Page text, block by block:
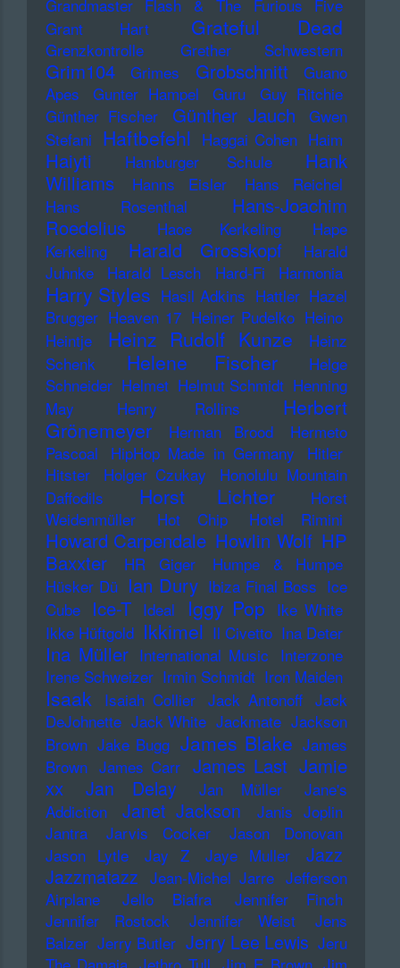
Grandmaster Flash & The Furious Five
Grant Hart
Grateful Dead
Grenzkontrolle Grether Schwestern
Grim104 Grimes Grobschnitt
Guano
Apes
Gunter Hampel Guru
Guy Ritchie
Günther Fischer
Günther Jauch
Gwen
Stefani Haftbefehl Haggai Cohen Haim
Haiyti Hamburger Schule
Hank
Williams
Hanns Eisler
Hans Reichel
Hans Rosenthal
Hans-Joachim
Roedelius
Haoe Kerkeling
Hape
Kerkeling
Harald Grosskopf
Harald
Juhnke
Harald Lesch Hard-Fi Harmonia
Harry Styles Hasil Adkins Hattler Hazel
Brugger Heaven 17 Heiner Pudelko Heino
Heintje
Heinz Rudolf Kunze
Heinz
Schenk
Helene Fischer
Helge
Schneider Helmet Helmut Schmidt Henning
May
Henry Rollins
Herbert
Grönemeyer
Herman Brood
Hermeto
Pascoal
HipHop Made in Germany
Hitler
Hitster
Holger Czukay
Honolulu Mountain
Daffodils
Horst Lichter
Horst
Weidenmüller
Hot Chip Hotel Rimini
Howard Carpendale Howlin Wolf HP
Baxxter
HR Giger
Humpe & Humpe
Hüsker Dü Ian Dury Ibiza Final Boss Ice
Cube
Ice-T Ideal Iggy Pop Ike White
Ikke Hüftgold Ikkimel Il Civetto Ina Deter
Ina Müller International Music Interzone
Irene Schweizer Irmin Schmidt Iron Maiden
Isaak Isaiah Collier Jack Antonoff Jack
DeJohnette Jack White Jackmate Jackson
Brown Jake Bugg James Blake James
Brown James Carr James Last Jamie
xx
Jan Delay Jan Müller
Jane's
Addiction
Janet Jackson
Janis Joplin
Jantra
Jarvis Cocker
Jason Donovan
Jason Lytle
Jay Z Jaye Muller
Jazz
Jazzmatazz Jean-Michel Jarre Jefferson
Airplane
Jello Biafra
Jennifer Finch
Jennifer Rostock
Jennifer Weist
Jens
Balzer Jerry Butler Jerry Lee Lewis Jeru